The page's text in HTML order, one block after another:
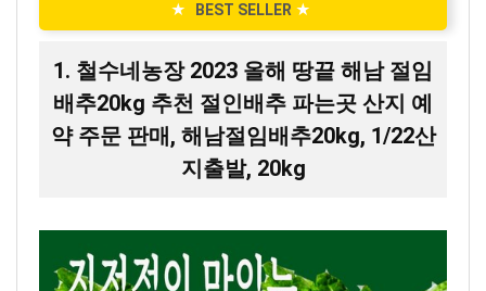
★ BEST SELLER ★
1. 철수네농장 2023 올해 땅끝 해남 절임
배추20kg 추천 절인배추 파는곳 산지 예
약 주문 판매, 해남절임배추20kg, 1/22산
지출발, 20kg